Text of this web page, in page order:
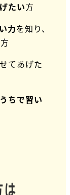
たい方
力を知り、
てあげた
ちで習い